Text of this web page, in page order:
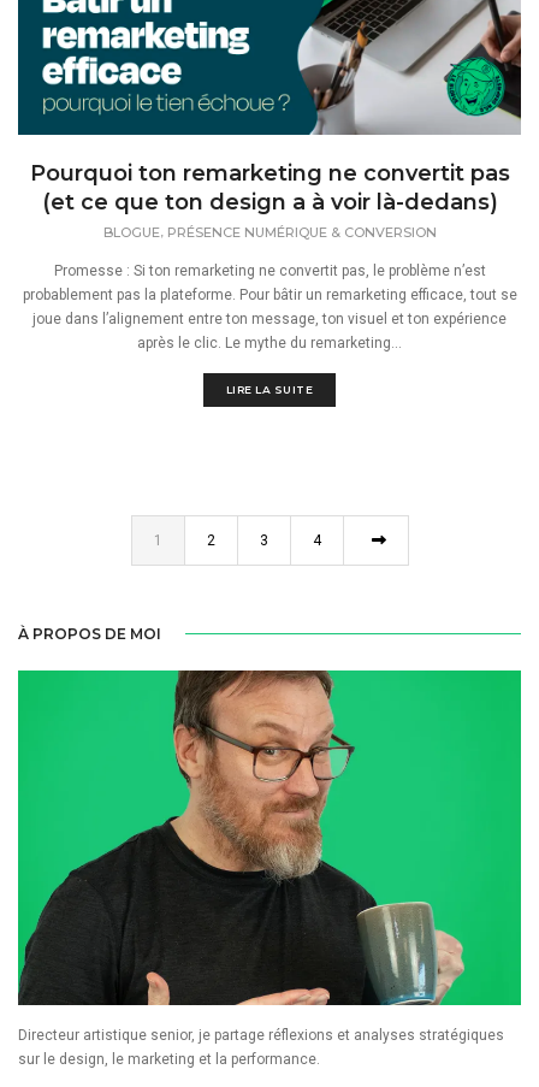
Pourquoi ton remarketing ne convertit pas
(et ce que ton design a à voir là-dedans)
BLOGUE, PRÉSENCE NUMÉRIQUE & CONVERSION
Promesse : Si ton remarketing ne convertit pas, le problème n’est
probablement pas la plateforme. Pour bâtir un remarketing efficace, tout se
joue dans l’alignement entre ton message, ton visuel et ton expérience
après le clic. Le mythe du remarketing...
LIRE LA SUITE
1 2 3 4
À PROPOS DE MOI
Directeur artistique senior, je partage réflexions et analyses stratégiques
sur le design, le marketing et la performance.